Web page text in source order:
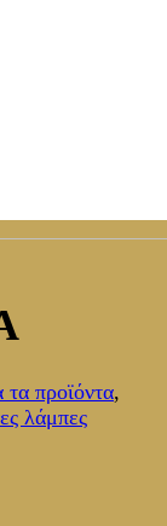
προϊόντα,
λάμπες